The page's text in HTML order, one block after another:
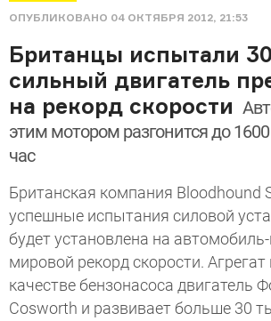
ОПУБЛИКОВАНО 04 ОКТЯБРЯ 2012, 21:53
Британцы испытали
сильный двигатель
на рекорд скорости
этим мотором разгонится до
час
Британская компания Bloodhound
успешные испытания силовой
будет установлена на
мировой рекорд скорости. Агрегат
качестве бензонасоса двигатель
Cosworth и развивает больше 30